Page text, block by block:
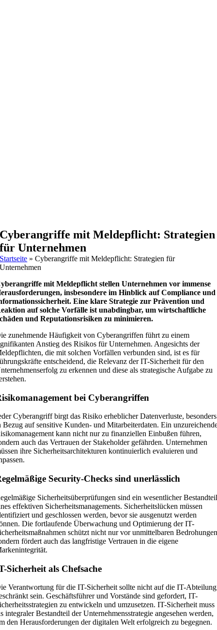
Cyberangriffe mit Meldepflicht: Strategien
für Unternehmen
Startseite »Cyberangriffe mit Meldepflicht: Strategien für
Unternehmen
mit Meldepflicht stellen Unternehmen vor immense
insbesondere im Hinblick auf Compliance und
Eine klare Strategie zur Prävention und
auf solche Vorfälle ist unabdingbar, um wirtschaftliche
und Reputationsrisiken zu minimieren.
zunehmende Häufigkeit von Cyberangriffen führt zu einem
Anstieg des Risikos für Unternehmen. Angesichts der
die mit solchen Vorfällen verbunden sind, ist es für
entscheidend, die Relevanz der IT-Sicherheit für den
zu erkennen und diese als strategische Aufgabe zu
bei Cyberangriffen
Cyberangriff birgt das Risiko erheblicher Datenverluste, besonders
Bezug auf sensitive Kunden- und Mitarbeiterdaten. Ein
kann nicht nur zu finanziellen Einbußen führen,
auch das Vertrauen der Stakeholder gefährden. Unternehmen
ihre Sicherheitsarchitekturen kontinuierlich evaluieren und
Security-Checks sind unerlässlich
Sicherheitsüberprüfungen sind ein wesentlicher
effektiven Sicherheitsmanagements. Sicherheitslücken müssen
und geschlossen werden, bevor sie ausgenutzt werden
Die fortlaufende Überwachung und Optimierung der IT-
schützt nicht nur vor unmittelbaren
fördert auch das langfristige Vertrauen in die eigene
Sicherheit als Chefsache
Verantwortung für die IT-Sicherheit sollte nicht auf die IT-Abteilung
sein. Geschäftsführer und Vorstände sind gefordert, IT-
zu entwickeln und umzusetzen. IT-Sicherheit muss
integraler Bestandteil der Unternehmensstrategie angesehen werden,
den Herausforderungen der digitalen Welt erfolgreich zu begegnen.